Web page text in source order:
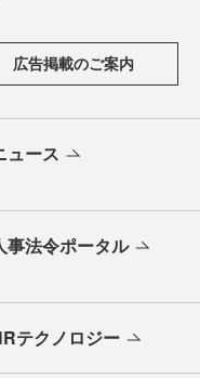
広告掲載のご案内
ュース
事法令ポータル
テクノロジー